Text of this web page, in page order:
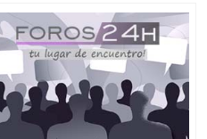
档可查，存档。 2、留学回
理，存档可查，终身受
物质科学院、教育学院、工
科学学院等。学校的教育学
们提供本科、硕士及博士
学、护理、文学、音乐、
气工程、生物工程、建筑设
语、社会科学、心理学、戏